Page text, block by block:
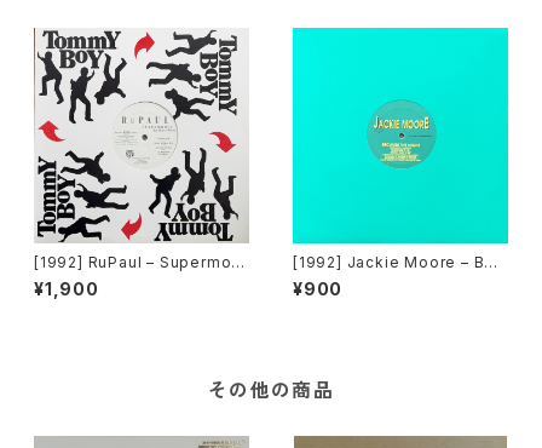
[1992] RuPaul – Supermod
el (You Better Work) / Hou
se Of Love [Tommy Boy]
¥1,900
[1992] Jackie Moore – Bec
ause The Night [Discomag
ic Records]
¥900
その他の商品